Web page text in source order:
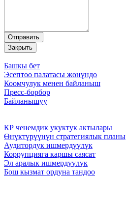
Башкы бет
Эсептөө палатасы жөнүндө
Коомчулук менен байланыш
Пресс-борбор
Байланышуу
КР ченемдик укуктук актылары
Өнүктүрүүнүн стратегиялык планы
Аудитордук ишмердүүлүк
Коррупцияга каршы саясат
Эл аралык ишмердүүлүк
Бош кызмат ордуна тандоо